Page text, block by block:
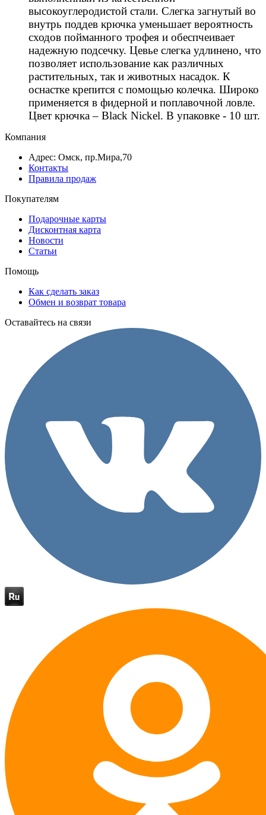
высокоуглеродистой стали. Слегка загнутый во
внутрь поддев крючка уменьшает вероятность
сходов пойманного трофея и обеспчеивает
надежную подсечку. Цевье слегка удлинено, что
позволяет использование как различных
растительных, так и животных насадок. К
оснастке крепится с помощью колечка. Широко
применяется в фидерной и поплавочной ловле.
Цвет крючка – Black Nickel. В упаковке - 10 шт.
Компания
Адрес: Омск, пр.Мира,70
Контакты
Правила продаж
Покупателям
Подарочные карты
Дисконтная карта
Новости
Статьи
Помощь
Как сделать заказ
Обмен и возврат товара
Оставайтесь на связи